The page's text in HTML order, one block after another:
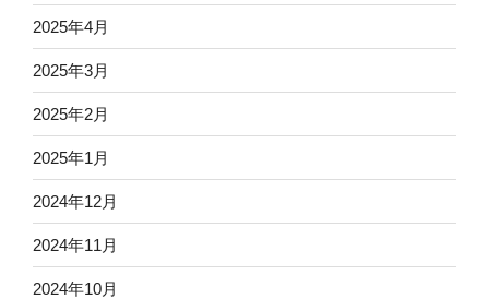
2025年4月
2025年3月
2025年2月
2025年1月
2024年12月
2024年11月
2024年10月